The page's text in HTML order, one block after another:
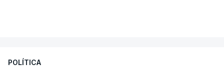
sistema mais simples, mais justo e transparente".
POLÍTICA